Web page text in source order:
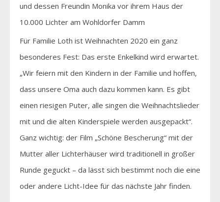
und dessen Freundin Monika vor ihrem Haus der
10.000 Lichter am Wohldorfer Damm
Für Familie Loth ist Weihnachten 2020 ein ganz
besonderes Fest: Das erste Enkelkind wird erwartet.
„Wir feiern mit den Kindern in der Familie und hoffen,
dass unsere Oma auch dazu kommen kann. Es gibt
einen riesigen Puter, alle singen die Weihnachtslieder
mit und die alten Kinderspiele werden ausgepackt“.
Ganz wichtig: der Film „Schöne Bescherung“ mit der
Mutter aller Lichterhäuser wird traditionell in großer
Runde geguckt – da lässt sich bestimmt noch die eine
oder andere Licht-Idee für das nächste Jahr finden.